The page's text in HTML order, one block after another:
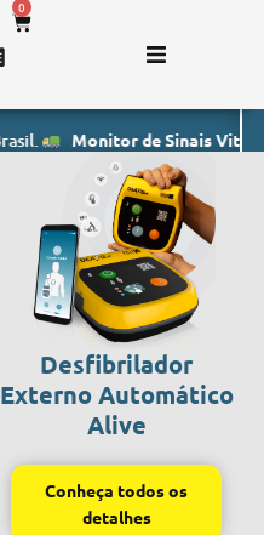
0
Monitor de Sinais Vitais- Envio
Desfibrilador
Externo Automático
Alive
Conheça todos os
detalhes